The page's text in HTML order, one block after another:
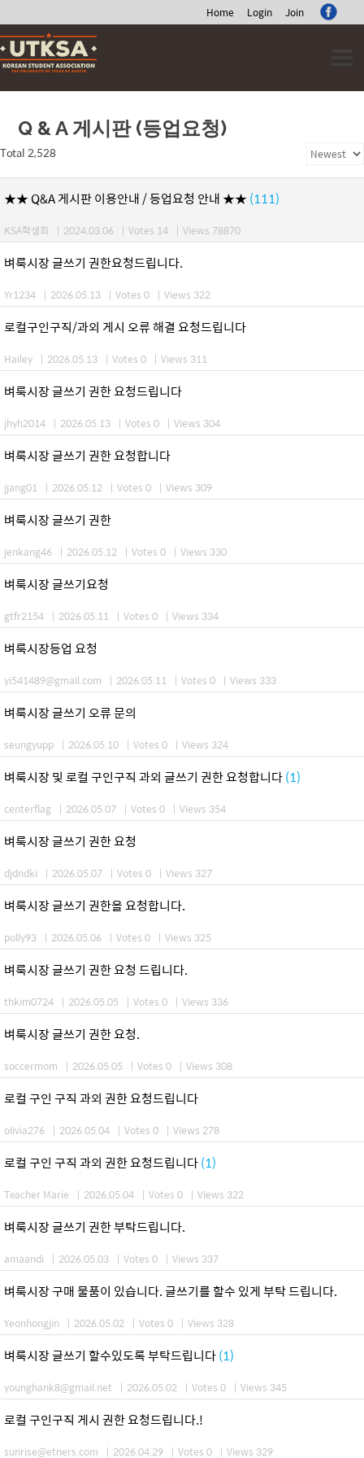
Home Login Join
Skip
to
content
Q & A 게시판 (등업요청)
Total 2,528
★★ Q&A 게시판 이용안내 / 등업요청 안내 ★★ (111)
KSA학생회 | 2024.03.06 | Votes 14 | Views 78870
벼룩시장 글쓰기 권한요청드립니다.
Yr1234 | 2026.05.13 | Votes 0 | Views 322
로컬구인구직/과외 게시 오류 해결 요청드립니다
Hailey | 2026.05.13 | Votes 0 | Views 311
벼룩시장 글쓰기 권한 요청드립니다
jhyh2014 | 2026.05.13 | Votes 0 | Views 304
벼룩시장 글쓰기 권한 요청합니다
jjang01 | 2026.05.12 | Votes 0 | Views 309
벼룩시장 글쓰기 권한
jenkang46 | 2026.05.12 | Votes 0 | Views 330
벼룩시장 글쓰기요청
gtfr2154 | 2026.05.11 | Votes 0 | Views 334
벼룩시장등업 요청
yi541489@gmail.com | 2026.05.11 | Votes 0 | Views 333
벼룩시장 글쓰기 오류 문의
seungyupp | 2026.05.10 | Votes 0 | Views 324
벼룩시장 및 로컬 구인구직 과외 글쓰기 권한 요청합니다(1)
centerflag | 2026.05.07 | Votes 0 | Views 354
벼룩시장 글쓰기 권한 요청
djdndki | 2026.05.07 | Votes 0 | Views 327
벼룩시장 글쓰기 권한을 요청합니다.
polly93 | 2026.05.06 | Votes 0 | Views 325
벼룩시장 글쓰기 권한 요청 드립니다.
thkim0724 | 2026.05.05 | Votes 0 | Views 336
벼룩시장 글쓰기 권한 요청.
soccermom | 2026.05.05 | Votes 0 | Views 308
로컬 구인 구직 과외 권한 요청드립니다
olivia276 | 2026.05.04 | Votes 0 | Views 278
로컬 구인 구직 과외 권한 요청드립니다(1)
Teacher Marie | 2026.05.04 | Votes 0 | Views 322
벼룩시장 글쓰기 권한 부탁드립니다.
amaandi | 2026.05.03 | Votes 0 | Views 337
벼룩시장 구매 물품이 있습니다. 글쓰기를 할수 있게 부탁 드립니다.
Yeonhongjin | 2026.05.02 | Votes 0 | Views 328
벼룩시장 글쓰기 할수있도록 부탁드립니다(1)
younghank8@gmail.net | 2026.05.02 | Votes 0 | Views 345
로컬 구인구직 게시 권한 요청드립니다.!
sunrise@etners.com | 2026.04.29 | Votes 0 | Views 329